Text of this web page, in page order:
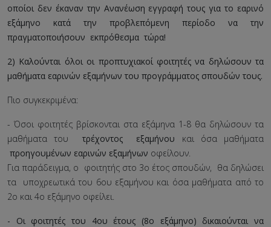
οποίοι δεν έκαναν την Ανανέωση εγγραφή τους για το εαρινό
εξάμηνο κατά την προβλεπόμενη περίοδο να την
πραγματοποιήσουν εκπρόθεσμα τώρα!
2) Καλούνται όλοι οι προπτυχιακοί φοιτητές να δηλώσουν τα
μαθήματα εαρινών εξαμήνων του προγράμματος σπουδών τους.
Πιο συγκεκριμένα:
- Όσοι φοιτητές βρίσκονται στα εξάμηνα 1-8 θα δηλώσουν τα
μαθήματα του τρέχοντος εξαμήνου και όσα μαθήματα
προηγουμένων εαρινών εξαμήνων οφείλουν.
Για παράδειγμα, ο φοιτητής στο 3ο έτος σπουδών, θα δηλώσει
τα υποχρεωτικά του 6ου εξαμήνου και όσα μαθήματα από το
2ο και 4ο εξάμηνο οφείλει.
- Οι φοιτητές του 4ου έτους (8ο εξάμηνο) δικαιούνται να